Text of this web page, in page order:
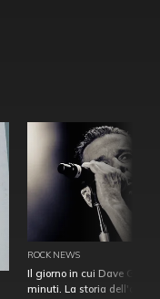
ROCK NEWS
Il giorno in cui Dave
minuti. La storia